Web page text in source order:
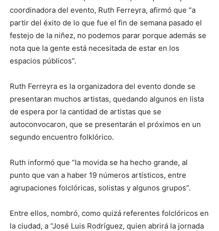
coordinadora del evento, Ruth Ferreyra, afirmó que “a
partir del éxito de lo que fue el fin de semana pasado el
festejo de la niñez, no podemos parar porque además se
nota que la gente está necesitada de estar en los
espacios públicos”.
Ruth Ferreyra es la organizadora del evento donde se
presentaran muchos artistas, quedando algunos en lista
de espera por la cantidad de artistas que se
autoconvocaron, que se presentarán el próximos en un
segundo encuentro folklórico.
Ruth informó que “la movida se ha hecho grande, al
punto que van a haber 19 números artísticos, entre
agrupaciones folclóricas, solistas y algunos grupos”.
Entre ellos, nombró, como quizá referentes folclóricos en
la ciudad, a “José Luis Rodríguez, quien abrirá la jornada